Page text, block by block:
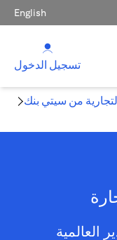
English
تسجيل الدخول
من سيتي بنك
العالمية